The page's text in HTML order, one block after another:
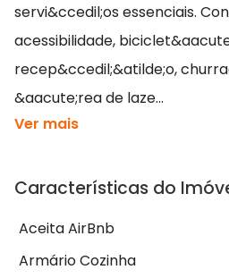
servi&ccedil;os essenciais.
acessibilidade,
recep&ccedil;&atilde;o,
&aacute;rea de laze...
Ver mais
Características do
Aceita AirBnb
Armário Cozinha